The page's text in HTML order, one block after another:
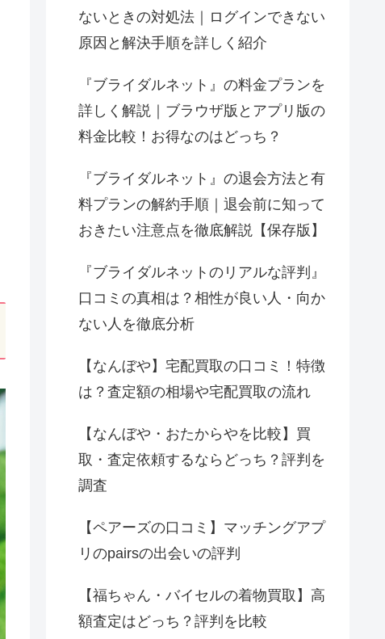
ないときの対処法｜ログインできない
原因と解決手順を詳しく紹介
『ブライダルネット』の料金プランを
詳しく解説｜ブラウザ版とアプリ版の
料金比較！お得なのはどっち？
『ブライダルネット』の退会方法と有
料プランの解約手順｜退会前に知って
おきたい注意点を徹底解説【保存版】
『ブライダルネットのリアルな評判』
口コミの真相は？相性が良い人・向か
ない人を徹底分析
【なんぼや】宅配買取の口コミ！特徴
は？査定額の相場や宅配買取の流れ
【なんぼや・おたからやを比較】買
取・査定依頼するならどっち？評判を
調査
【ペアーズの口コミ】マッチングアプ
リのpairsの出会いの評判
【福ちゃん・バイセルの着物買取】高
額査定はどっち？評判を比較